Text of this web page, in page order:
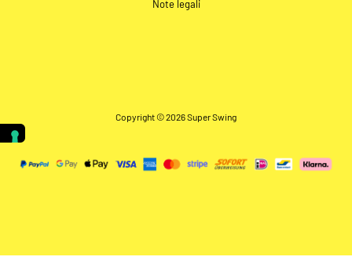
Note legali
Copyright © 2026 Super Swing